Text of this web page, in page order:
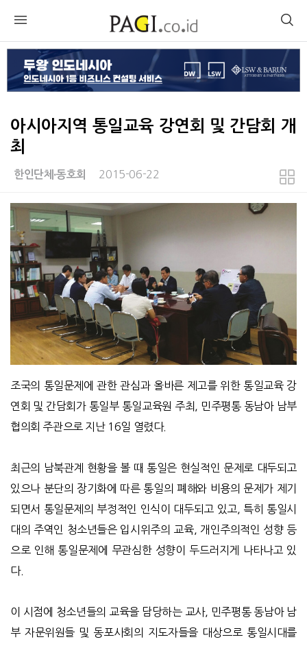
아시아지역 통일교육 강연회 및 간담회 개
최
한인단체∙동호회 2015-06-22
본문
조국의 통일문제에 관한 관심과 올바른 제고를 위한 통일교육 강
연회 및 간담회가 통일부 통일교육원 주최, 민주평통 동남아 남부
협의회 주관으로 지난 16일 열렸다.
최근의 남북관계 현황을 볼 때 통일은 현실적인 문제로 대두되고
있으나 분단의 장기화에 따른 통일의 폐해와 비용의 문제가 제기
되면서 통일문제의 부정적인 인식이 대두되고 있고, 특히 통일시
대의 주역인 청소년들은 입시위주의 교육, 개인주의적인 성향 등
으로 인해 통일문제에 무관심한 성향이 두드러지게 나타나고 있
다.
이 시점에 청소년들의 교육을 담당하는 교사, 민주평통 동남아 남
부 자문위원들 및 동포사회의 지도자들을 대상으로 통일시대를